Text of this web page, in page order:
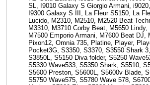
SL, I9010 Galaxy S Giorgio Armani,
I9300 Galaxy S III, La Fleur S5150, La
Lucido, M2310, M2510, M2520 Beat
M3310, M3710 Corby Beat, M5650 Lindy,
M7500 Emporio Armani, M7600 Beat DJ,
Pixon12, Omnia 735, Platine, Player,
Pocket3G, S3350, S3370, S3550 Shark
S3850L, S5150 Diva folder, S5250
S5330 Wave533, S5350 Shark, S5510,
S5600 Preston, S5600L, S5600v Blade,
S5750 Wave575, S5780 Wave 578,